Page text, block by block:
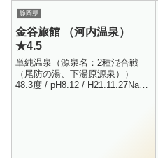
静岡県
金谷旅館 （河内温泉）
★4.5
単純温泉（源泉名：2種混合戦
（尾防の湯、下湯原源泉））
48.3度 / pH8.12 / H21.11.27Na+